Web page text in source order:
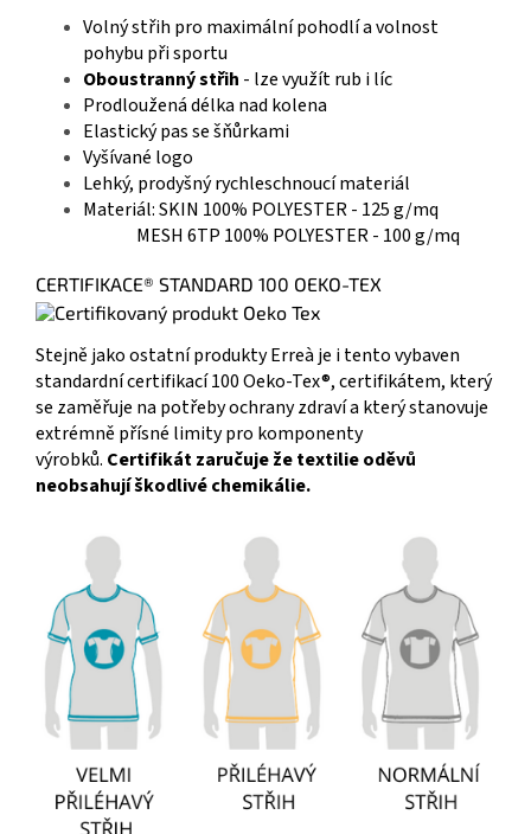
Volný střih pro maximální pohodlí a volnost
pohybu při sportu
Oboustranný střih - lze využít rub i líc
Prodloužená délka nad kolena
Elastický pas se šňůrkami
Vyšívané logo
Lehký, prodyšný rychleschnoucí materiál
Materiál: SKIN 100% POLYESTER - 125 g/mq
MESH 6TP 100% POLYESTER - 100 g/mq
CERTIFIKACE® STANDARD 100 OEKO-TEX
Stejně jako ostatní produkty Erreà je i tento vybaven
standardní certifikací 100 Oeko-Tex®, certifikátem, který
se zaměřuje na potřeby ochrany zdraví a který stanovuje
extrémně přísné limity pro komponenty
výrobků. Certifikát zaručuje že textilie oděvů
neobsahují škodlivé chemikálie.